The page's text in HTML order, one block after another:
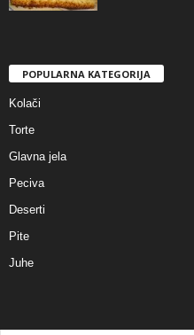
POPULARNA KATEGORIJA
Kolači
Torte
Glavna jela
Peciva
Deserti
Pite
Juhe